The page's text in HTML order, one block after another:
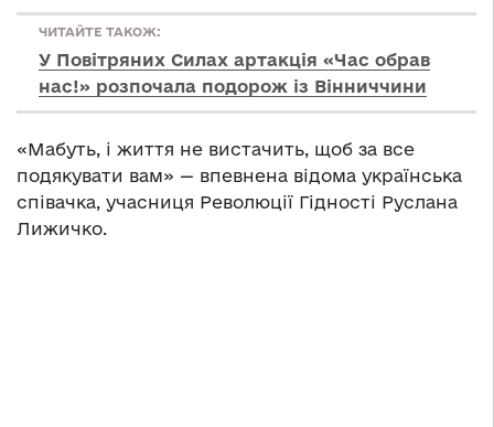
ЧИТАЙТЕ ТАКОЖ:
У Повітряних Силах артакція «Час обрав
нас!» розпочала подорож із Вінниччини
«Мабуть, і життя не вистачить, щоб за все
подякувати вам» — впевнена відома українська
співачка, учасниця Революції Гідності Руслана
Лижичко.